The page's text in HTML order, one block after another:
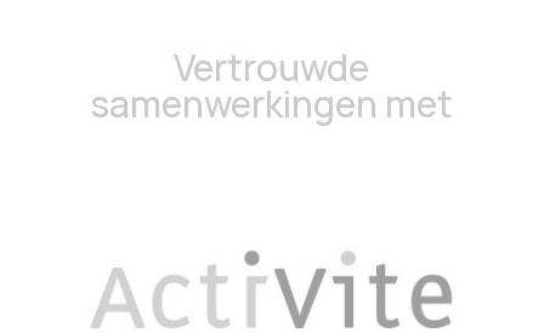
Vertrouwde
samenwerkingen met